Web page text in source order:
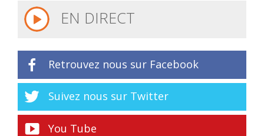
EN DIRECT
Retrouvez nous sur Facebook
Suivez nous sur Twitter
You Tube